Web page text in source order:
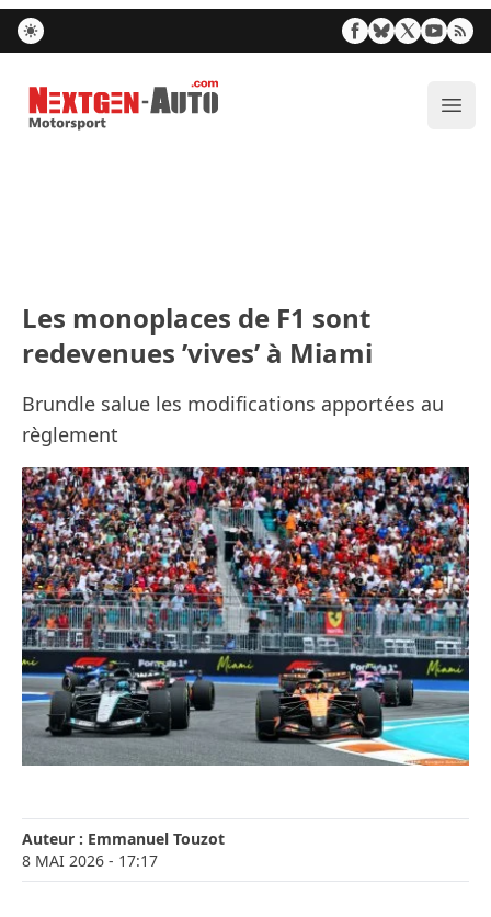
Nextgen-Auto.com
Les monoplaces de F1 sont
redevenues ’vives’ à Miami
Brundle salue les modifications apportées au
règlement
Auteur : Emmanuel Touzot
8 MAI 2026 - 17:17